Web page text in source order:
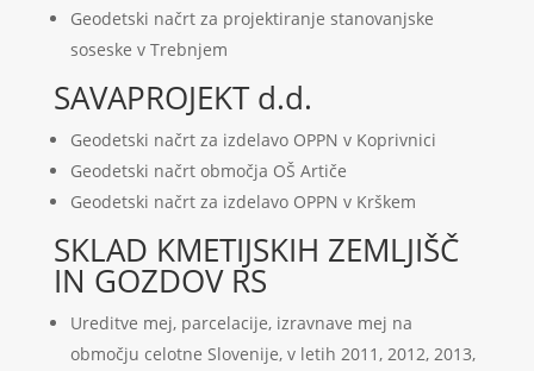
Geodetski načrt za projektiranje stanovanjske
soseske v Trebnjem
SAVAPROJEKT d.d.
Geodetski načrt za izdelavo OPPN v Koprivnici
Geodetski načrt območja OŠ Artiče
Geodetski načrt za izdelavo OPPN v Krškem
SKLAD KMETIJSKIH ZEMLJIŠČ
IN GOZDOV RS
Ureditve mej, parcelacije, izravnave mej na
območju celotne Slovenije, v letih 2011, 2012, 2013,